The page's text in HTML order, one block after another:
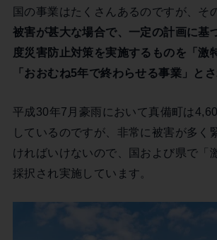
国の事業はたくさんあるのですが、そ
被害が甚大な場合で、一定の計画に基
度災害防止対策を実施するものを「激
「おおむね5年で終わらせる事業」と
平成30年7月豪雨において真備町は
しているのですが、非常に被害が多く
ければいけないので、国および県で「
採択され実施しています。